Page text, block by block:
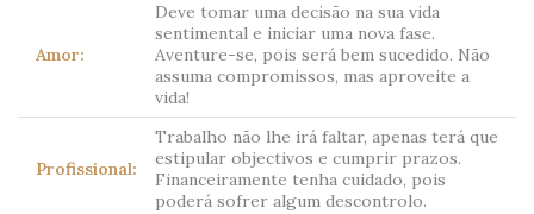
Amor:
Deve tomar uma decisão na sua vida
sentimental e iniciar uma nova fase.
Aventure-se, pois será bem sucedido. Não
assuma compromissos, mas aproveite a
vida!
Profissional:
Trabalho não lhe irá faltar, apenas terá que
estipular objectivos e cumprir prazos.
Financeiramente tenha cuidado, pois
poderá sofrer algum descontrolo.